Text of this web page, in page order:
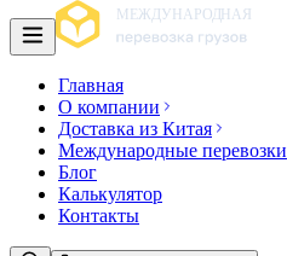
Главная
О компании
Доставка из Китая
Международные перевозки
Блог
Калькулятор
Контакты